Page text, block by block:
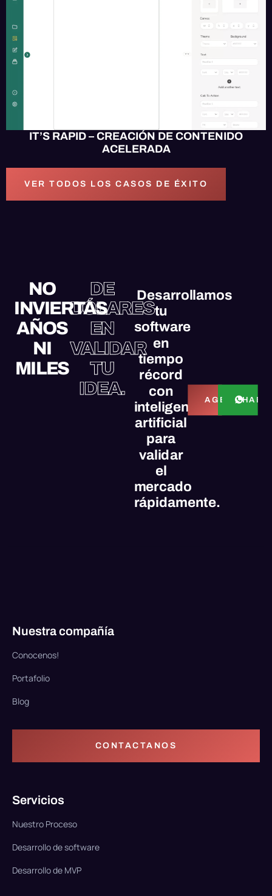
IT’S RAPID – CREACIÓN DE CONTENIDO
ACELERADA
VER TODOS LOS CASOS DE ÉXITO
NO
INVIERTAS
AÑOS
NI
MILES
DE
DÓLARES
EN
VALIDAR
TU
IDEA.
Desarrollamos
tu
software
en
tiempo
récord
con
inteligencia
artificial
para
validar
el
mercado
rápidamente.
AGENDAR
Nuestra compañía
Conocenos!
Portafolio
Blog
CONTACTANOS
Servicios
Nuestro Proceso
Desarrollo de software
Desarrollo de MVP